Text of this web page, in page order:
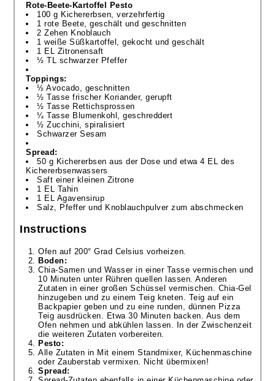
Rote-Beete-Kartoffel Pesto
100 g Kichererbsen, verzehrfertig
1 rote Beete, geschält und geschnitten
2 Zehen Knoblauch
1 weiße Süßkartoffel, gekocht und geschält
1 EL Zitronensaft
½ TL schwarzer Pfeffer
Toppings:
½ Avocado, geschnitten
½ Tasse frischer Koriander, gerupft
½ Tasse Rettichsprossen
¼ Tasse Blumenkohl, geschreddert
½ Zucchini, spiralisiert
Schwarzer Sesam
Spread:
50 g Kichererbsen aus der Dose und etwa 4 EL des
Kichererbsenwassers
Saft einer kleinen Zitrone
1 EL Tahin
1 EL Agavensirup
Salz, Pfeffer und Knoblauchpulver zum abschmecken
Instructions
Ofen auf 200° Grad Celsius vorheizen.
Boden:
Chia-Samen und Wasser in einer Tasse vermischen und
10 Minuten unter Rühren quellen lassen. Anderen
Zutaten in einer großen Schüssel vermischen. Chia-Gel
hinzugeben und zu einem Teig kneten. Teig auf ein
Backpapier geben und zu eine runden, dünnen Pizza
Teig ausdrücken. Etwa 30 Minuten backen. Aus dem
Ofen nehmen und abkühlen lassen. In der Zwischenzeit
die weiteren Zutaten vorbereiten.
Pesto:
Alle Zutaten in Mit einem Standmixer, Küchenmaschine
oder Zauberstab vermixen. Nicht übermixen!
Spread: